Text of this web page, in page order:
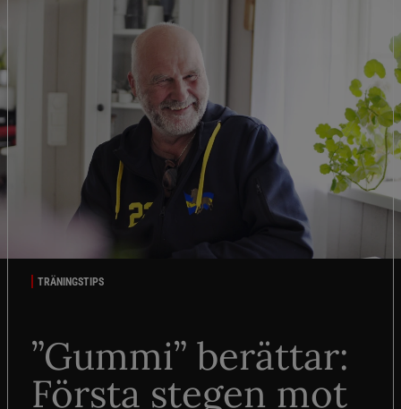
TRÄNINGSTIPS
”Gummi” berättar:
Första stegen mot